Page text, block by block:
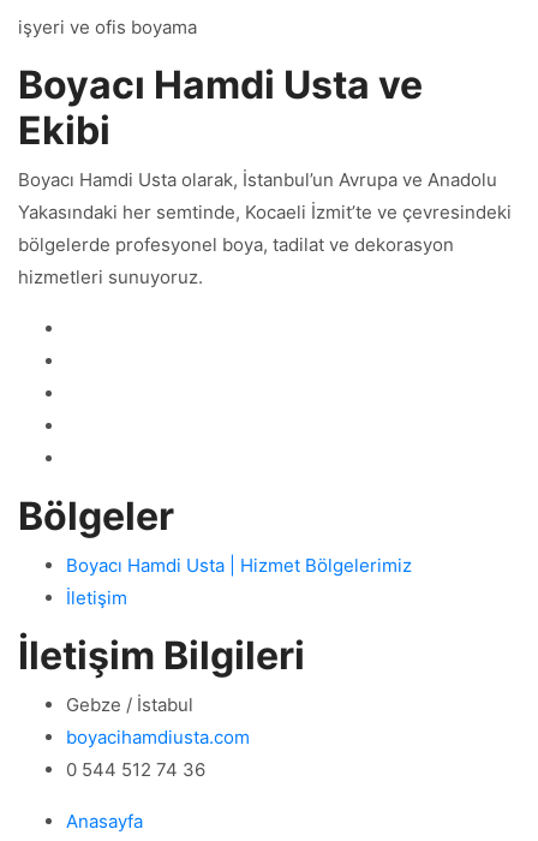
işyeri ve ofis boyama
Boyacı Hamdi Usta ve
Ekibi
Boyacı Hamdi Usta olarak, İstanbul’un Avrupa ve Anadolu
Yakasındaki her semtinde, Kocaeli İzmit’te ve çevresindeki
bölgelerde profesyonel boya, tadilat ve dekorasyon
hizmetleri sunuyoruz.
Bölgeler
Boyacı Hamdi Usta | Hizmet Bölgelerimiz
İletişim
İletişim Bilgileri
Gebze / İstabul
boyacihamdiusta.com
0 544 512 74 36
Anasayfa